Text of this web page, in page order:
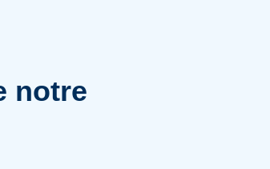
notre